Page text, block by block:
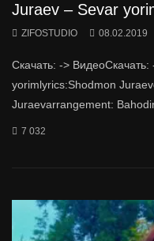
Juraev – Sevar
ZIFOSTUDIO 08.02.2019
Скачать: ->
yorimlyrics:Shodmon
Juraevarrangement:
7 032